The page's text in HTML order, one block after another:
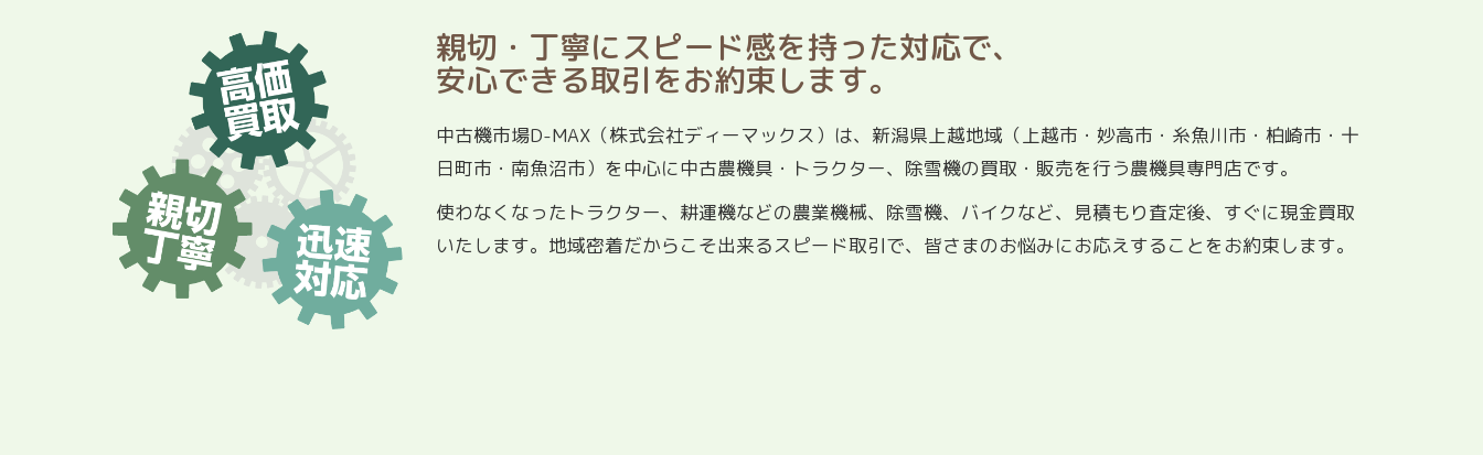
親切・丁寧にスピード感を持った対応で、
安心できる取引をお約束します。
中古機市場D-MAX（株式会社ディーマックス）は、新潟県上越地域（上越市・妙高市・糸魚川市・柏崎市・十
日町市・南魚沼市）を中心に中古農機具・トラクター、除雪機の買取・販売を行う農機具専門店です。
使わなくなったトラクター、耕運機などの農業機械、除雪機、バイクなど、見積もり査定後、すぐに現金買取
いたします。地域密着だからこそ出来るスピード取引で、皆さまのお悩みにお応えすることをお約束します。